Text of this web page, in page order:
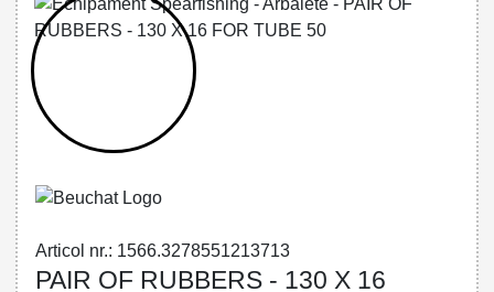
32785512137 - PAIR OF RUBBERS - 130
X 16 FOR TUBE 50
Articol nr.: 1566.3278551213713
PAIR OF RUBBERS - 130 X 16